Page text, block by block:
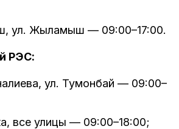
ул. Жыламыш — 09:00–17:00.
РЭС:
ул. Тумонбай — 09:00–
все улицы — 09:00–18:00;